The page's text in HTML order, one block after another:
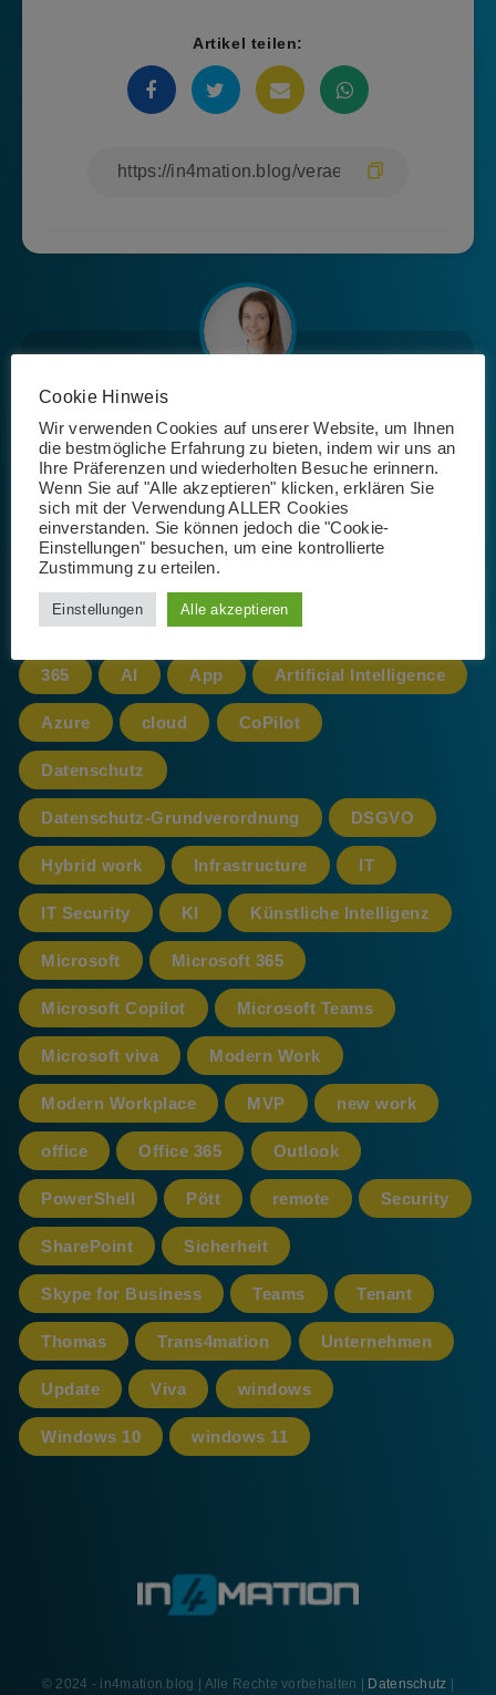
Artikel teilen:
Schlagwörter
365 AI App Artificial Intelligence
Azure cloud CoPilot
Datenschutz
Datenschutz-Grundverordnung DSGVO
Hybrid work Infrastructure IT
IT Security KI Künstliche Intelligenz
Microsoft Microsoft 365
Microsoft Copilot Microsoft Teams
Microsoft viva Modern Work
Modern Workplace MVP new work
office Office 365 Outlook
PowerShell Pött remote Security
SharePoint Sicherheit
Skype for Business Teams Tenant
Thomas Trans4mation Unternehmen
Update Viva windows
Windows 10 windows 11
© 2024 - in4mation.blog | Alle Rechte vorbehalten | Datenschutz
Cookie Hinweis
Wir verwenden Cookies auf unserer Website, um Ihnen
die bestmögliche Erfahrung zu bieten, indem wir uns an
Ihre Präferenzen und wiederholten Besuche erinnern.
Wenn Sie auf "Alle akzeptieren" klicken, erklären Sie
sich mit der Verwendung ALLER Cookies
einverstanden. Sie können jedoch die "Cookie-
Einstellungen" besuchen, um eine kontrollierte
Zustimmung zu erteilen.
Einstellungen Alle akzeptieren